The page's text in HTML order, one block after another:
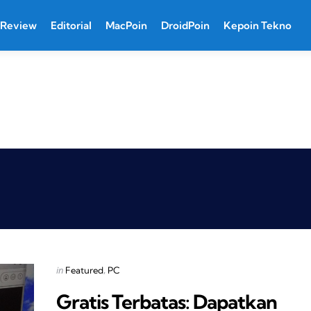
Review Editorial MacPoin DroidPoin Kepoin Tekno
Categories
Posted
in Featured PC
Gratis Terbatas: Dapatkan